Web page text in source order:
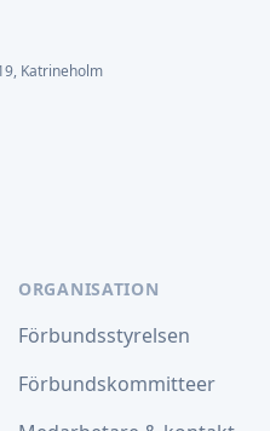
Katrineholm
ORGANISATION
Förbundsstyrelsen
Förbundskommitteer